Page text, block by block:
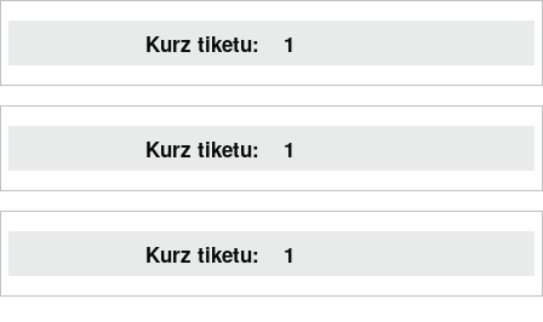
Kurz tiketu: 1
Kurz tiketu: 1
Kurz tiketu: 1